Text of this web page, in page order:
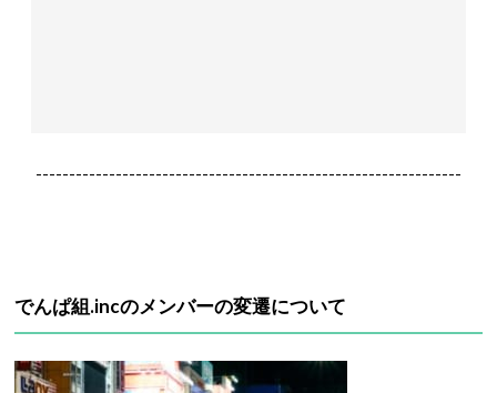
----------------------------------------------------------------
でんぱ組.incのメンバーの変遷について